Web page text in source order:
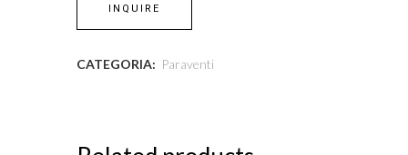
INQUIRE
CATEGORIA: Paraventi